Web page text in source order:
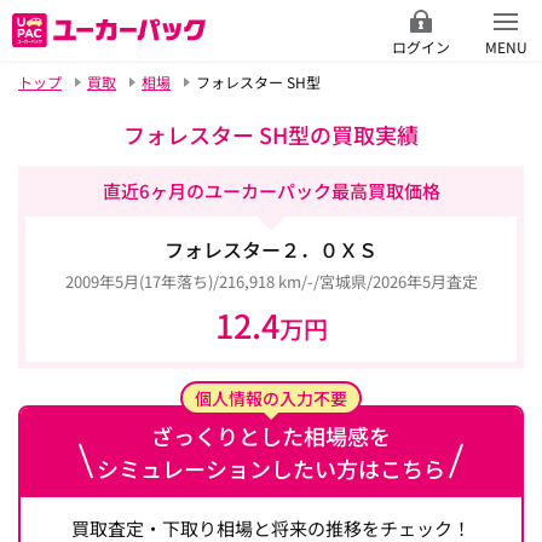
ログイン
MENU
トップ
買取 相場 フォレスター SH型
フォレスター SH型の買取実績
直近6ヶ月のユーカーパック最高買取価格
フォレスター２．０ＸＳ
2009年5月(17年落ち)/216,918 km/-/宮城県/2026年5月査定
12.4万円
ざっくりとした相場感を
シミュレーションしたい方はこちら
個人情報の入力不要
買取査定・下取り相場と将来の推移をチェック！